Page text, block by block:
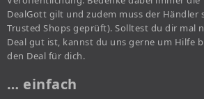
DealGott gilt und zudem muss der Händler
Trusted Shops geprüft). Solltest du dir mal
Deal gut ist, kannst du uns gerne um Hilfe
den Deal für dich.
… einfach